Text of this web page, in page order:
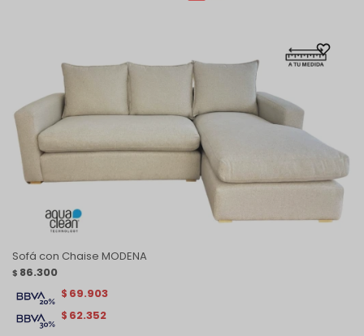
Sofá con Chaise MODENA
$ 86.300
$ 62.352
$ 69.903